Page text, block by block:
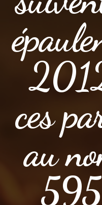
ces
au